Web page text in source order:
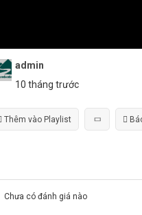
admin
10 tháng trước
Thêm vào Playlist
Chưa có đánh giá nào